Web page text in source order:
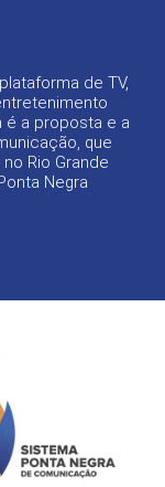
de TV,
é a proposta e a
que
Rio Grande
Negra